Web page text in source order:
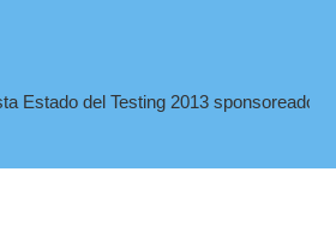
Estado del Testing 2013 sponsoreado